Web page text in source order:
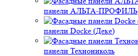
панели АЛЬТА-ПРОФИЛЬ
панели Docke (Деке)
панели Технониколь